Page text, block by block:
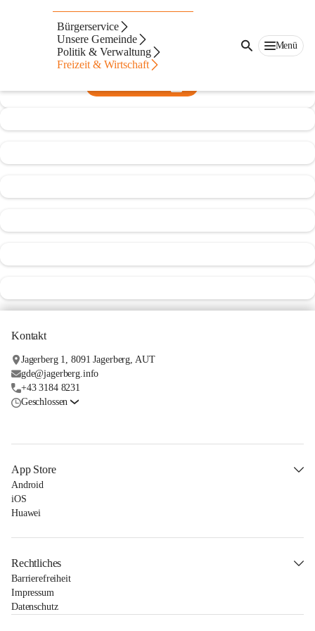
Bürgerservice
Unsere Gemeinde
Politik & Verwaltung
Freizeit & Wirtschaft
Menü
ESV Wetzelsdorf
@esv-wetzelsdorf
Eisstockschießen
Kontakt
Jagerberg 1, 8091 Jagerberg, AUT
gde@jagerberg.info
+43 3184 8231
Geschlossen
App Store
Android
iOS
Huawei
Rechtliches
Barrierefreiheit
Impressum
Datenschutz